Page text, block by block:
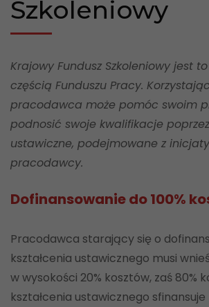
Szkoleniowy
Krajowy Fundusz Szkoleniowy jest
częścią Funduszu Pracy.
pracodawca może pomóc swoim
podnosić swoje kwalifikacje
ustawiczne, podejmowane z
pracodawcy.
Dofinansowanie do 100%
Pracodawca starający się o
kształcenia ustawicznego musi
w wysokości 20% kosztów, zaś 80%
kształcenia ustawicznego sfinansuje